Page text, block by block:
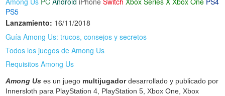
PS5
Lanzamiento: 16/11/2018
Guía Among Us: trucos, consejos y secretos
Todos los juegos de Among Us
Requisitos Among Us
Among Us es un juego multijugadordesarrollado y publicado por
Innersloth para PlayStation 4, PlayStation 5, Xbox One, Xbox